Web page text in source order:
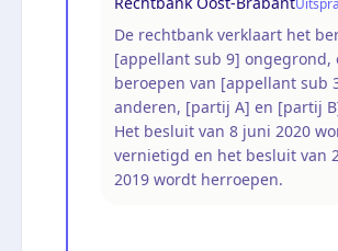
De rechtbank verklaart het
[appellant sub 9] ongegrond,
beroepen van [appellant sub
anderen, [partij A] en [partij
Het besluit van 8 juni 2020
vernietigd en het besluit van
2019 wordt herroepen.